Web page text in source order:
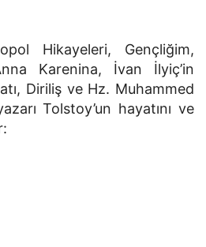
Hikayeleri, Gençliğim,
Karenina, İvan İlyiç’in
Diriliş ve Hz. Muhammed
Tolstoy’un hayatını ve